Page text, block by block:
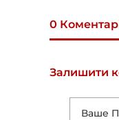
0
Залишити